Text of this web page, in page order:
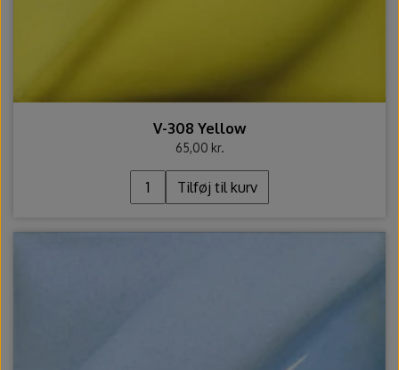
V-308 Yellow
65,00 kr.
Tilføj til kurv